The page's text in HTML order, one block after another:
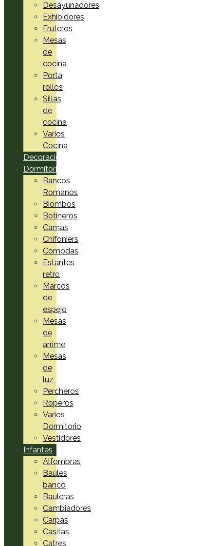
Desayunadores
Exhibidores
Fruteros
Mesas
de
cocina
Porta
rollos
Sillas
de
cocina
Varios
Cocina
Decoración
Dormitorio
Bancos
Romanos
Biombos
Botineros
Camas
Chifoniers
Cómodas
Estantes
retro
Marcos
de
espejo
Mesas
de
arrime
Mesas
de
luz
Percheros
Roperos
Varios
Dormitorio
Vestidores
Infantes
Alfombras
Baúles
banco
Bauleras
Cambiadores
Carpas
Casitas
Catres